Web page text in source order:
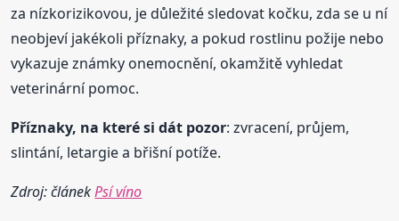
za nízkorizikovou, je důležité sledovat kočku, zda se u ní
neobjeví jakékoli příznaky, a pokud rostlinu požije nebo
vykazuje známky onemocnění, okamžitě vyhledat
veterinární pomoc.
Příznaky, na které si dát pozor: zvracení, průjem,
slintání, letargie a břišní potíže.
Zdroj: článekPsí víno